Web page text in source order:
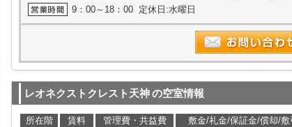
9：00～18：00 定休日:水曜日
レオネクストクレスト天神の空室情報
所在階 賃料 管理費・共益費 敷金/礼金/保証金/償却/敷